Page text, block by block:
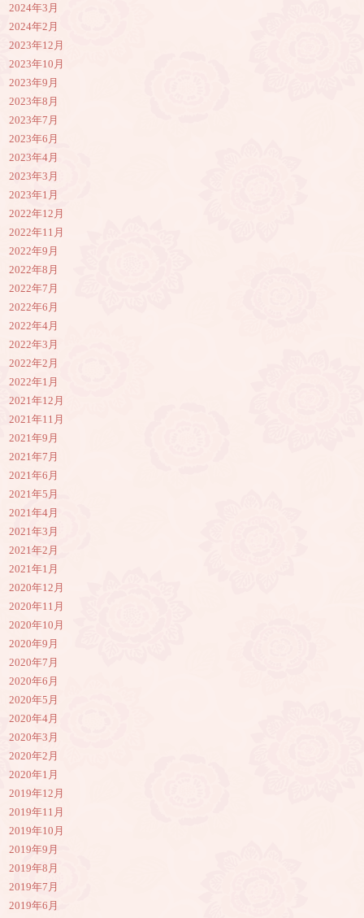
2024年3月
2024年2月
2023年12月
2023年10月
2023年9月
2023年8月
2023年7月
2023年6月
2023年4月
2023年3月
2023年1月
2022年12月
2022年11月
2022年9月
2022年8月
2022年7月
2022年6月
2022年4月
2022年3月
2022年2月
2022年1月
2021年12月
2021年11月
2021年9月
2021年7月
2021年6月
2021年5月
2021年4月
2021年3月
2021年2月
2021年1月
2020年12月
2020年11月
2020年10月
2020年9月
2020年7月
2020年6月
2020年5月
2020年4月
2020年3月
2020年2月
2020年1月
2019年12月
2019年11月
2019年10月
2019年9月
2019年8月
2019年7月
2019年6月